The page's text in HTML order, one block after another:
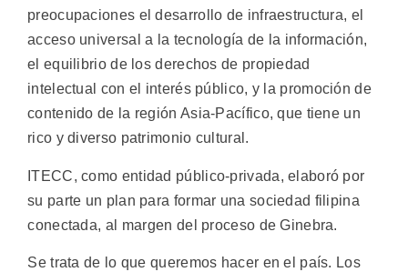
preocupaciones el desarrollo de infraestructura, el
acceso universal a la tecnología de la información,
el equilibrio de los derechos de propiedad
intelectual con el interés público, y la promoción de
contenido de la región Asia-Pacífico, que tiene un
rico y diverso patrimonio cultural.
ITECC, como entidad público-privada, elaboró por
su parte un plan para formar una sociedad filipina
conectada, al margen del proceso de Ginebra.
Se trata de lo que queremos hacer en el país. Los